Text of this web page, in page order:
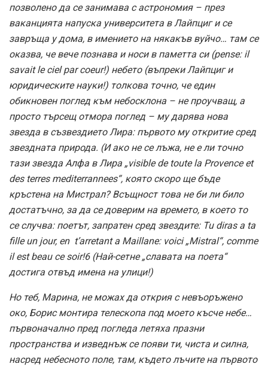
позволено да се занимава с астрономия – през
ваканцията напуска университета в Лайпциг и се
завръща у дома, в имението на някакъв вуйчо… там се
оказва, че вече познава и носи в паметта си (pense: il
savait le ciel par coeur!) небето (въпреки Лайпциг и
юридическите науки!) толкова точно, че един
обикновен поглед към небосклона – не проучващ, а
просто търсещ отмора поглед – му дарява нова
звезда в съзвездието Лира: първото му откритие сред
звездната природа. (И ако не се лъжа, не е ли точно
тази звезда Алфа в Лира „visible de toute la Provence et
des terres mediterrannees“, която скоро ще бъде
кръстена на Мистрал? Всъщност това не би ли било
достатъчно, за да се доверим на времето, в което то
се случва: поетът, запратен сред звездите: Tu diras a ta
fille un jour, en t’arretant a Maillane: voici „Mistral“, comme
il est beau ce soir!6 (Най-сетне „славата на поета“
достига отвъд имена на улици!)
Но теб, Марина, не можах да открия с невъоръжено
око, Борис монтира телескопа под моето късче небе…
първоначално пред погледа летяха празни
пространства и изведнъж се появи ти, чиста и силна,
насред небесното поле, там, където лъчите на първото